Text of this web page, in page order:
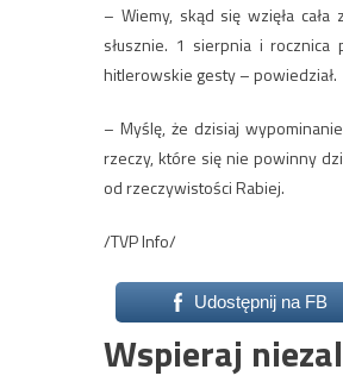
– Wiemy, skąd się wzięła
słusznie. 1 sierpnia i
hitlerowskie gesty – powiedział.
– Myślę, że dzisiaj
rzeczy, które się nie powinny
od rzeczywistości Rabiej.
/TVP Info/
Udostępnij na FB
Wspieraj